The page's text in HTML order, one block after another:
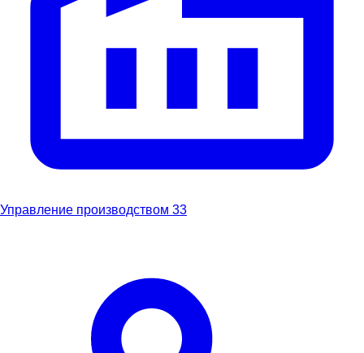
Управление производством 33